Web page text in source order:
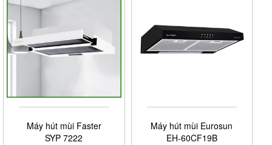
Máy hút mùi Faster
SYP 7222
Máy hút mùi Eurosun
EH-60CF19B